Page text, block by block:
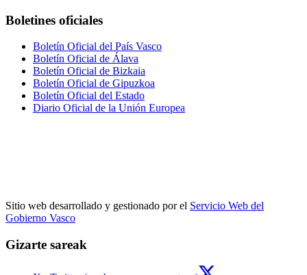
Boletines oficiales
Boletín Oficial del País Vasco
Boletín Oficial de Álava
Boletín Oficial de Bizkaia
Boletín Oficial de Gipuzkoa
Boletín Oficial del Estado
Diario Oficial de la Unión Europea
Sitio web desarrollado y gestionado por el Servicio Web del
Gobierno Vasco
Gizarte sareak